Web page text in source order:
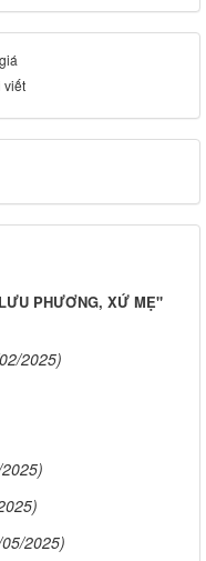
viết
PHƯƠNG, XỨ MẸ"
2025)
2025)